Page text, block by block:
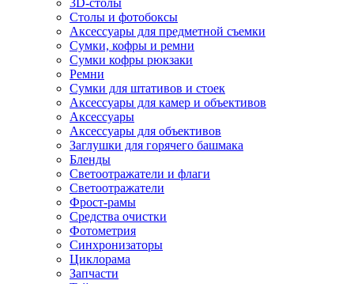
3D-столы
Столы и фотобоксы
Аксессуары для предметной съемки
Сумки, кофры и ремни
Сумки кофры рюкзаки
Ремни
Сумки для штативов и стоек
Аксессуары для камер и объективов
Аксессуары
Аксессуары для объективов
Заглушки для горячего башмака
Бленды
Светоотражатели и флаги
Светоотражатели
Фрост-рамы
Средства очистки
Фотометрия
Синхронизаторы
Циклорама
Запчасти